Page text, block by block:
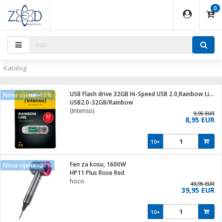
0
...
pribor
i pribor
/ G4
svjetla
grla
- Analogija
- IP
IP kamere
IP
brave
Katalog
Nova cijena -10%
USB Flash drive 32GB Hi-Speed USB 2.0,Rainbow Line,TRANSP.
USB2.0-32GB/Rainbow
(Intenso)
9,95 EUR
8,95 EUR
10+
Nova cijena -20%
Fen za kosu, 1600W
HP11 Plus Rose Red
hoco.
49,95 EUR
39,95 EUR
10+